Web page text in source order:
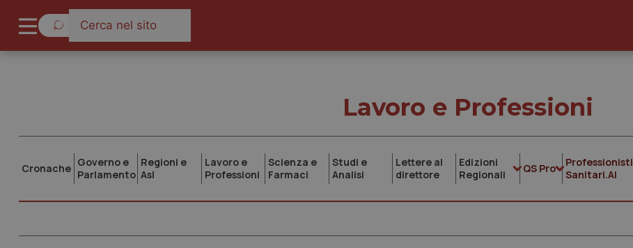
Lavoro e Professioni
Cronache Governo e
Parlamento
Regioni e
Asl
Lavoro e
Professioni
Scienza e
Farmaci
Studi e
Analisi
Lettere al
direttore
Edizioni
Regionali
QS Pro
Professionisti
Sanitari.AI